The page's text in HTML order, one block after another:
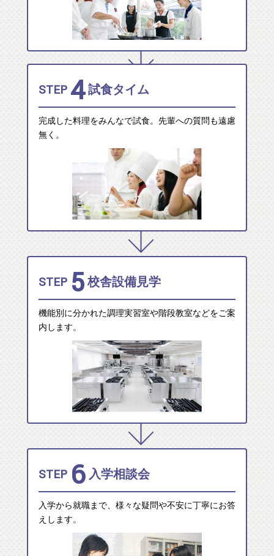
STEP 4 試食タイム
完成した料理をみんなで試食。先輩への質問も遠慮
無く。
STEP 5 校舎設備見学
機能別に分かれた調理実習室や階段教室などをご案
内します。
STEP 6 入学相談会
入学から就職まで、様々な疑問や不安に丁寧にお答
えします。